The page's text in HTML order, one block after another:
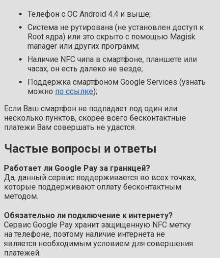
Телефон с ОС Android 4.4 и выше;
Система не рутирована (не установлен доступ к
Root ядра) или это скрыто с помощью Magisk
manager или других программ;
Наличие NFC чипа в смартфоне, планшете или
часах, он есть далеко не везде;
Поддержка смартфоном Google Services (узнать
можно по ссылке);
Если Ваш смартфон не подпадает под один или
несколько пунктов, скорее всего бесконтактные
платежи Вам совершать не удастся.
Частые вопросы и ответы
Работает ли Google Pay за границей?
Да, данный сервис поддерживается во всех точках,
которые поддерживают оплату бесконтактным
методом.
Обязательно ли подключение к интернету?
Сервис Google Pay хранит защищенную NFC метку
на телефоне, поэтому наличие интернета не
является необходимым условием для совершения
платежей.